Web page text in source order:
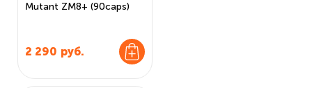
Mutant ZM8+ (90caps)
2 290 руб.